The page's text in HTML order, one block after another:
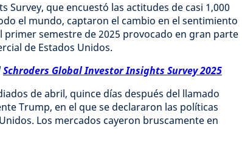
Survey, que encuestó las actitudes de casi 1,000
el mundo, captaron el cambio en el sentimiento
primer semestre de 2025 provocado en gran parte
de Estados Unidos.
Schroders Global Investor Insights Survey 2025
de abril, quince días después del llamado
Trump, en el que se declararon las políticas
Los mercados cayeron bruscamente en